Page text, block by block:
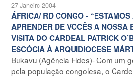
27 Janeiro 2004
ÁFRICA/ RD CONGO - “ESTAMOS
APRENDER DE VOCÊS A NOSSA
VISITA DO CARDEAL PATRICK
ESCÓCIA À ARQUIDIOCESE
Bukavu (Agência Fides)- Com um
pela população congolesa, o